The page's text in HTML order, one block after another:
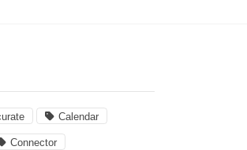
Calendar
Connector